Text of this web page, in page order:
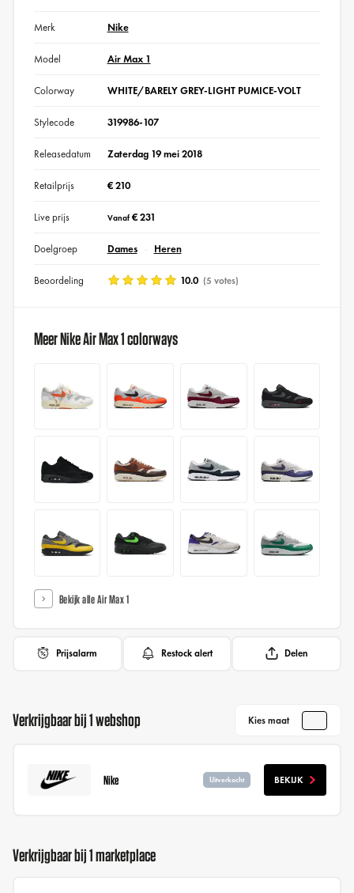
Merk Nike
Model Air Max 1
Colorway WHITE/BARELY GREY-LIGHT PUMICE-VOLT
Stylecode 319986-107
Releasedatum Zaterdag 19 mei 2018
Retailprijs € 210
Live prijs Vanaf€ 231
Doelgroep Dames Heren
Beoordeling 10.0 (5 votes)
Meer Nike Air Max 1 colorways
Bekijk alle Air Max 1
Prijsalarm Restock alert Delen
Verkrijgbaar bij 1 webshop Kies maat
Nike Uitverkocht BEKIJK
Verkrijgbaar bij 1 marketplace